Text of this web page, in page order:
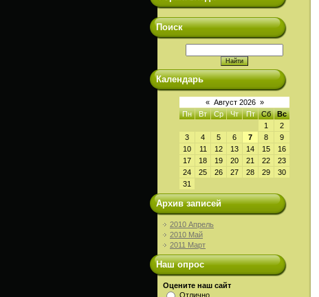
Поиск
Календарь
« Август 2026 »
Пн
Вт Ср Чт Пт Сб
Вс
1
2
3
4 5 6 7 8
9
10
11 12 13 14 15
16
17
18 19 20 21 22
23
24
25 26 27 28 29
30
31
Архив записей
2010 Апрель
2010 Май
2011 Март
Наш опрос
Оцените наш сайт
Отлично